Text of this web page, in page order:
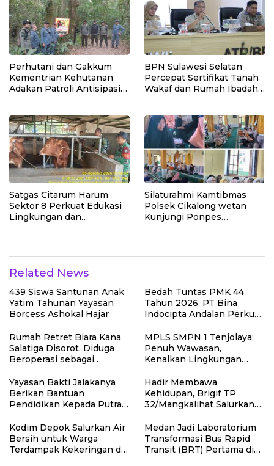
Perhutani dan Gakkum
Kementrian Kehutanan
Adakan Patroli Antisipasi
BPN Sulawesi Selatan
Percepat Sertifikat Tanah
Wakaf dan Rumah Ibadah
Satgas Citarum Harum
Sektor 8 Perkuat Edukasi
Lingkungan dan
Silaturahmi Kamtibmas
Polsek Cikalong wetan
Kunjungi Ponpes
Related News
439 Siswa Santunan Anak
Yatim Tahunan Yayasan
Borcess Ashokal Hajar
Bedah Tuntas PMK 44
Tahun 2026, PT Bina
Indocipta Andalan Perkuat
Pajak
Rumah Retret Biara Kana
Salatiga Disorot, Diduga
Beroperasi sebagai
MPLS SMPN 1 Tenjolaya:
Penuh Wawasan,
Kenalkan Lingkungan
Yayasan Bakti Jalakanya
Berikan Bantuan
Pendidikan Kepada Putra-
AL Rayon Bandung
Hadir Membawa
Kehidupan, Brigif TP
32/Mangkalihat Salurkan
Kodim Depok Salurkan Air
Bersih untuk Warga
Terdampak Kekeringan di
Medan Jadi Laboratorium
Transformasi Bus Rapid
Transit (BRT) Pertama di